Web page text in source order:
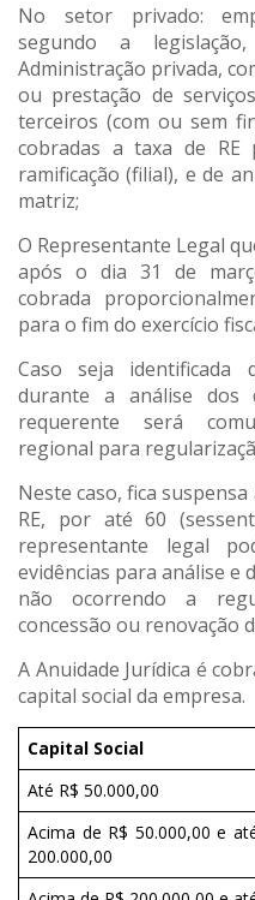
No setor privado:
segundo a
Administração privada,
ou prestação de
terceiros (com ou sem
cobradas a taxa de
ramificação (filial), e de
matriz;
O Representante Legal
após o dia 31 de
cobrada
para o fim do exercício
Caso seja identificada
durante a análise dos
requerente será
regional para
Neste caso, fica
RE, por até 60
representante legal
evidências para análise e
não ocorrendo a
concessão ou renovação
A Anuidade Jurídica é
capital social da empresa.
Capital Social
Até R$ 50.000,00
Acima de R$ 50.000,00 e
200.000,00